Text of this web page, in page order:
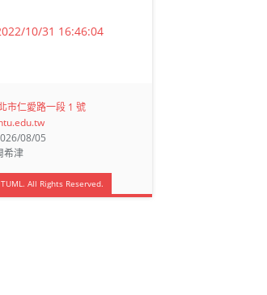
10/31 16:46:04
市仁愛路一段 1 號
08/05
希津
All Rights Reserved.